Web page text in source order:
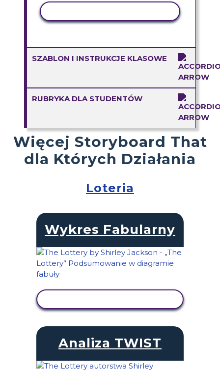
SZABLON I INSTRUKCJE KLASOWE
RUBRYKA DLA STUDENTÓW
Więcej Storyboard That
dla Których Działania
Loteria
Wykres Fabularny
Analiza TWIST